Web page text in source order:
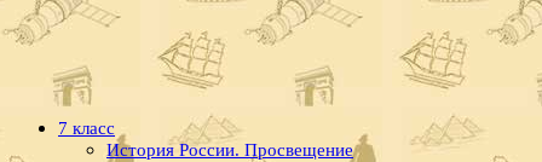
7 класс
История России. Просвещение